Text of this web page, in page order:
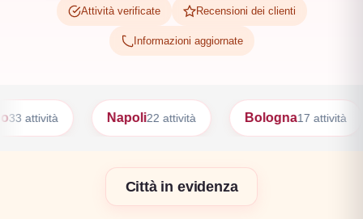
Attività verificate Recensioni dei clienti
Informazioni aggiornate
22 attività Bologna17 attività Firenze17 attività
Città in evidenza